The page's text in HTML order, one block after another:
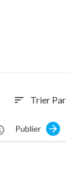
sort Trier Par
Publier